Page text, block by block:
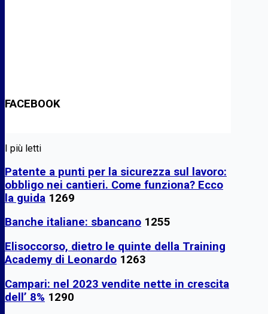
FACEBOOK
I più letti
Patente a punti per la sicurezza sul lavoro:
obbligo nei cantieri. Come funziona? Ecco
la guida 1269
Banche italiane: sbancano 1255
Elisoccorso, dietro le quinte della Training
Academy di Leonardo 1263
Campari: nel 2023 vendite nette in crescita
dell’ 8% 1290